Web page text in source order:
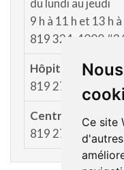
Ce site
du lundi au jeudi
9 h à 11 h et 13 h
819 324-4000
Hôpital de
819 275-2144
Centre de
819 275-2144